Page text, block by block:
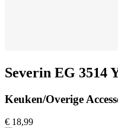
Severin EG 3514
Keuken/Overige
€ 18,99